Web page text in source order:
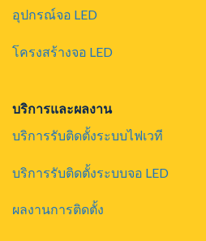
อุปกรณ์จอ LED
โครงสร้างจอ LED
บริการและผลงาน
บริการรับติดตั้งระบบไฟเวที
บริการรับติดตั้งระบบจอ LED
ผลงานการติดตั้ง